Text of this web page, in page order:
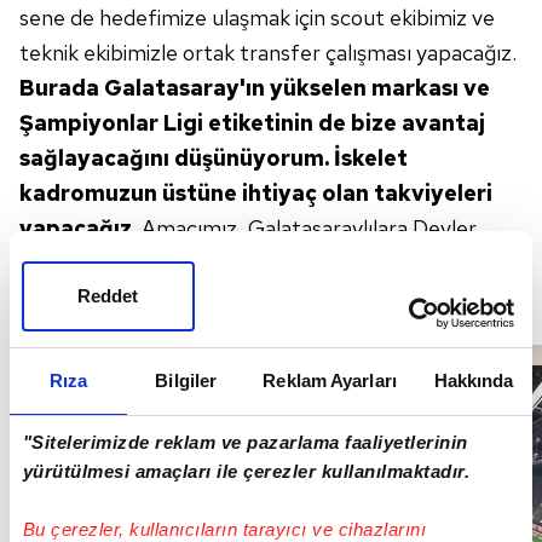
Rıza Bilgiler Reklam Ayarları Hakkında
"Sitelerimizde reklam ve pazarlama faaliyetlerinin
yürütülmesi amaçları ile çerezler kullanılmaktadır.
Bu çerezler, kullanıcıların tarayıcı ve cihazlarını
Reddet
sene de hedefimize ulaşmak için scout ekibimiz ve
teknik ekibimizle ortak transfer çalışması yapacağız.
Burada Galatasaray'ın yükselen markası ve
Şampiyonlar Ligi etiketinin de bize avantaj
sağlayacağını düşünüyorum. İskelet
kadromuzun üstüne ihtiyaç olan takviyeleri
yapacağız. Amacımız, Galatasaraylılara Devler
Ligi'nde gurur duyacakları
Tüm çalışmalarımız bu